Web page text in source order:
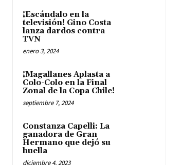
¡Escándalo en la
televisión! Gino Costa
lanza dardos contra
TVN
enero 3, 2024
¡Magallanes Aplasta a
Colo-Colo en la Final
Zonal de la Copa Chile!
septiembre 7, 2024
Constanza Capelli: La
ganadora de Gran
Hermano que dejó su
huella
diciembre 4, 2023